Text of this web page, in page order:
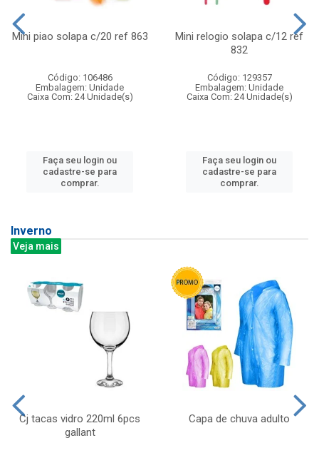
Mini piao solapa c/20 ref 863
Código: 106486
Embalagem: Unidade
Caixa Com: 24 Unidade(s)
Faça seu login ou
cadastre-se para
comprar.
Mini relogio solapa c/12 ref
832
Código: 129357
Embalagem: Unidade
Caixa Com: 24 Unidade(s)
Faça seu login ou
cadastre-se para
comprar.
Inverno
Veja mais
Cj tacas vidro 220ml 6pcs
gallant
Capa de chuva adulto